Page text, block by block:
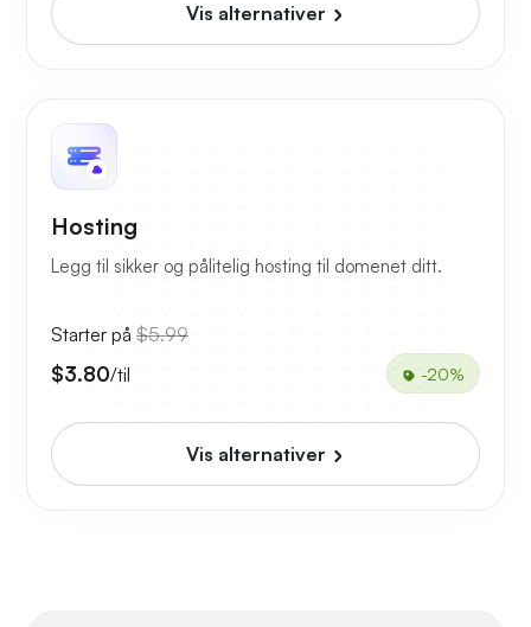
Vis alternativer
Hosting
Legg til sikker og pålitelig hosting til domenet ditt.
Starter på $5.99
$3.80/til -20%
Vis alternativer